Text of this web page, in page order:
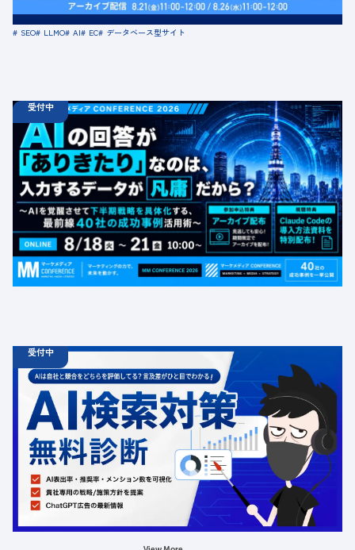
場所：オンライン
SEO LLMO AI EC データベース型サイト
受付中
ウェビナー 08.18 火 10:00 -
08.21 金 16:00
【無料カンファレンス】AIの回答が「ありきたり」なの
は、入力するデータが凡庸だから？ 〜AIを覚醒させて下
半期戦略を具体化する、最前線40社の成功事例活用術〜
定員数：1000名
金額：無料
場所：オンライン
BtoB
受付中
診断
12.31 00:00
ChatGPT広告の最新動向・AI検索対策に関する無料相談
受付中
定員数：500名
金額：無料
場所：オンライン
LLMO 広告